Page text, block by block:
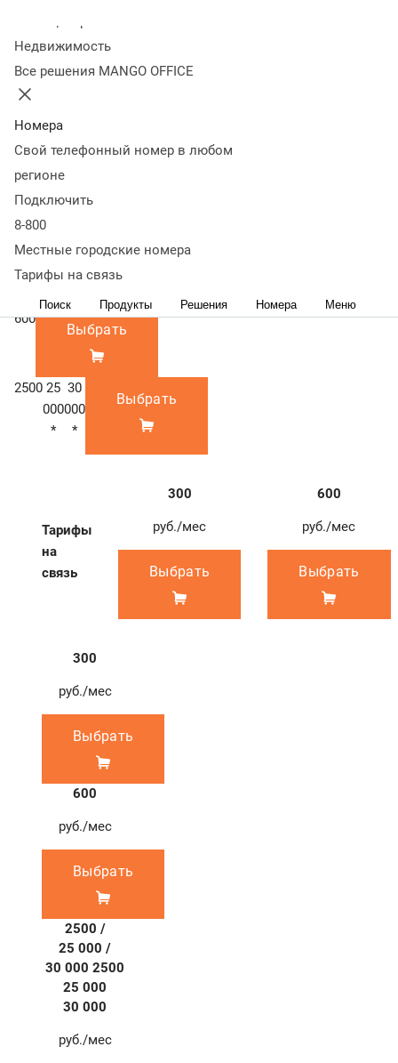
Недвижимость
Все решения MANGO OFFICE
Номера
Свой телефонный номер в любом
регионе
Подключить
8-800
Местные городские номера
Тарифы на связь
Поиск Продукты Решения Номера Меню
30 000 2500
30 000
Минимальный
платеж за
звонки, руб./мес
Включает переадресацию, исходящую
300
Выбрать
600
Выбрать
2500 25
000
*
30
000
*
Выбрать
Тарифы
на
связь
300
руб./мес
Выбрать
600
руб./мес
Выбрать
300
руб./мес
Выбрать
600
руб./мес
Выбрать
2500 /
25 000 /
30 000 2500
25 000
30 000
руб./мес